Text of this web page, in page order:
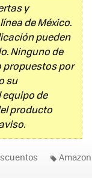
y
de México.
pueden
Ninguno de
propuestos por
su
de
producto